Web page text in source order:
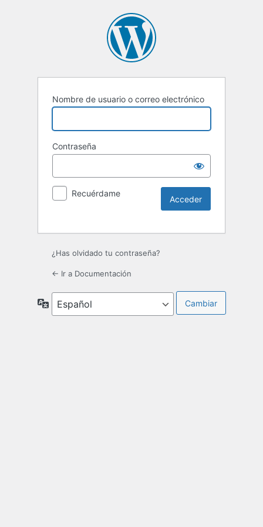
Nombre de usuario o correo electrónico
Contraseña
Recuérdame
¿Has olvidado tu contraseña?
← Ir a Documentación
Idioma